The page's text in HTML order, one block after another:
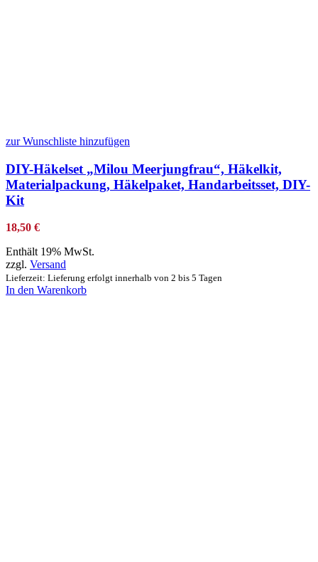
zur Wunschliste hinzufügen
DIY-Häkelset „Milou Meerjungfrau“, Häkelkit,
Materialpackung, Häkelpaket, Handarbeitsset, DIY-
Kit
18,50 €
Enthält 19% MwSt.
zzgl. Versand
Lieferzeit: Lieferung erfolgt innerhalb von 2 bis 5 Tagen
In den Warenkorb